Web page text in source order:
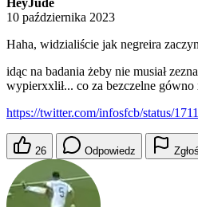
HeyJude
10 października 2023
Haha, widzialiście jak negreira
idąc na badania żeby nie musiał
wypierxxlił... co za bezczelne gówno
https://twitter.com/infosfcb/status/
26 Odpowiedz Zgłoś